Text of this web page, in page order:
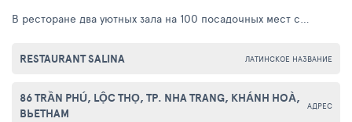
В ресторане два уютных зала на 100 посадочных мест с
полотна художников, а дизайн ресторана выполнен в красно-
вежливое и неторопливое обслуживание, уютная атмосфера
отвечают заявленным ценам в меню.
ЛАТИНСКОЕ НАЗВАНИЕ
RESTAURANT SALINA
АДРЕС
86 TRẦN PHÚ, LỘC THỌ, TP. NHA TRANG, KHÁNH HOÀ,
ВЬЕТНАМ